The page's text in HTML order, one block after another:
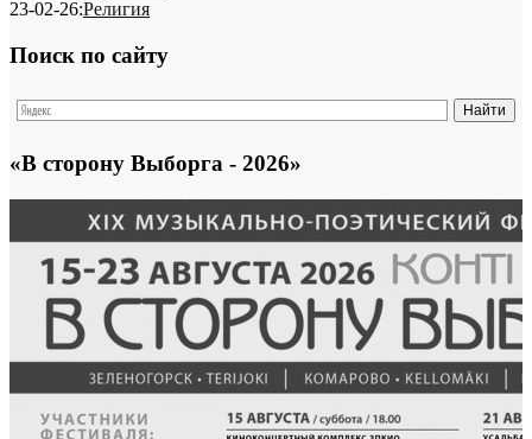
23-02-26:Религия
Поиск по сайту
«В сторону Выборга - 2026»